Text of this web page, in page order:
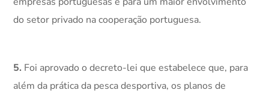
do setor privado na cooperação portuguesa.
5. Foi aprovado o decreto-lei que estabelece que, para
além da prática da pesca desportiva, os planos de